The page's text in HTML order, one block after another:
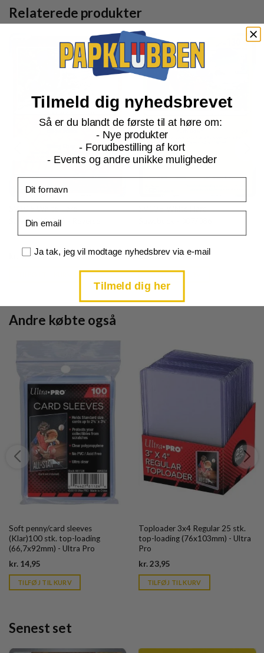
Relaterede produkter
SV10.5 White Flare
Sawk - 049/086 - Reverse
6,00Current
SV10.5 White Flare
kr.3,00Current
is:
TILFØJ TIL KURV
Andre købte også
Soft penny/card sleeves
(Klar)100 stk. top-loading
(66,7x92mm) - Ultra Pro
kr. 14,95
is:
kr. 39,95.
TILFØJ TIL KURV
Toploader 3x4 Regular 25 stk.
top-loading (76x103mm) - Ultra
Pro
kr.23,95Current
is:
kr. 39,95.
TILFØJ TIL KURV
Senest set
Tilmeld dig nyhedsbrevet
Så er du blandt de første til at høre om:
- Nye produkter
- Forudbestilling af kort
- Events og andre unikke muligheder
Samtykke
Ja tak, jeg vil modtage nyhedsbrev via e-mail
Tilmeld dig her